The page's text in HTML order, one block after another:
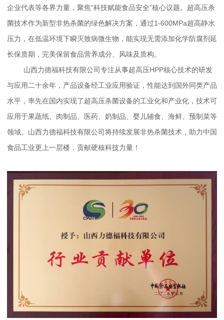
企业代表等各界力量，聚焦“科技赋能食品安全”核心议题。超高压杀
菌技术作为新型非热杀菌的绿色解决方案，通过1-600MPa超高静水
压力，在低温环境下瞬灭致病微生物，能实现无需添加化学防腐剂延
长保质期，完美保留食品营养成分、风味及质构。
山西力德福科技有限公司专注从事超高压HPP核心技术的研发
与应用二十余年，产品设备经工业应用验证，性能达到国外同类产品
水平，率先在国内实现了超高压杀菌设备的工业化和产业化，技术可
应用于果蔬纸、肉制品、医药、奶制品、婴儿辅食、海鲜、预制菜等
领域。山西力德福科技有限公司将持续发展非热杀菌技术，助力中国
食品工业更上一层楼，贡献硬核科技力量！